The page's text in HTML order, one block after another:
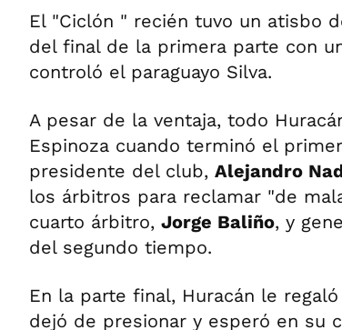
El "Ciclón " recién tuvo un atisbo
del final de la primera parte con
controló el paraguayo Silva.
A pesar de la ventaja, todo
Espinoza cuando terminó el
presidente del club, Alejandro
los árbitros para reclamar "de
cuarto árbitro, Jorge Baliño, y
del segundo tiempo.
En la parte final, Huracán le
dejó de presionar y esperó en su